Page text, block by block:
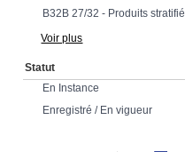
Voir plus
Statut
En Instance
Enregistré / En vigueur